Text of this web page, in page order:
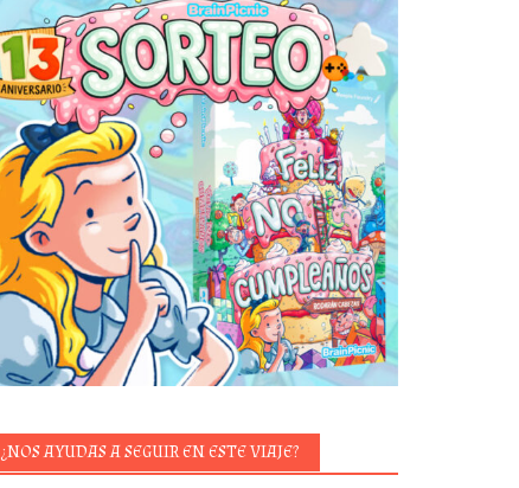
¿NOS AYUDAS A SEGUIR EN ESTE VIAJE?